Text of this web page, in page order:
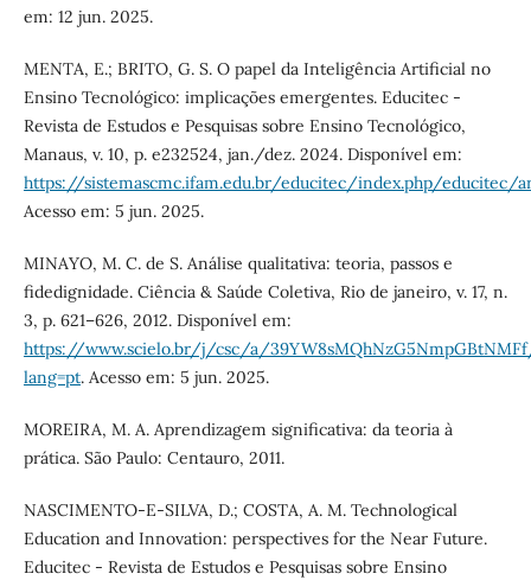
em: 12 jun. 2025.
MENTA, E.; BRITO, G. S. O papel da Inteligência Artificial no
Ensino Tecnológico: implicações emergentes. Educitec -
Revista de Estudos e Pesquisas sobre Ensino Tecnológico,
Manaus, v. 10, p. e232524, jan./dez. 2024. Disponível em:
https://sistemascmc.ifam.edu.br/educitec/index.php/educitec/
Acesso em: 5 jun. 2025.
MINAYO, M. C. de S. Análise qualitativa: teoria, passos e
fidedignidade. Ciência & Saúde Coletiva, Rio de janeiro, v. 17, n.
3, p. 621–626, 2012. Disponível em:
https://www.scielo.br/j/csc/a/
lang=pt. Acesso em: 5 jun. 2025.
MOREIRA, M. A. Aprendizagem significativa: da teoria à
prática. São Paulo: Centauro, 2011.
NASCIMENTO-E-SILVA, D.; COSTA, A. M. Technological
Education and Innovation: perspectives for the Near Future.
Educitec - Revista de Estudos e Pesquisas sobre Ensino